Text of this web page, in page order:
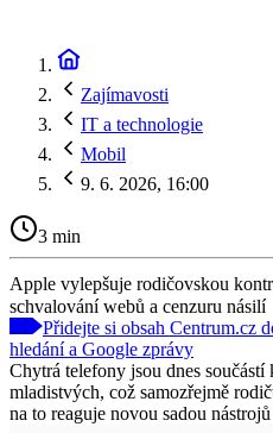
Zajímavosti
IT a technologie
Mobil
9. 6. 2026, 16:00
3 min
Apple vylepšuje rodičovskou
schvalování webů a cenzuru násilí
Přidejte si obsah Centrum.cz
hledání a Google zprávy
Chytrá telefony jsou dnes
mladistvých, což samozřejmě
na to reaguje novou sadou